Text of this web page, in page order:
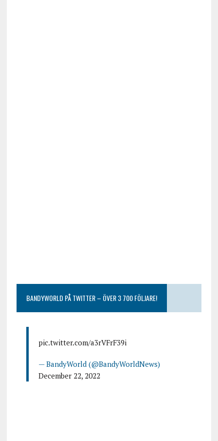
BANDYWORLD PÅ TWITTER – ÖVER 3 700 FÖLJARE!
pic.twitter.com/a3rVFrF39i
— BandyWorld (@BandyWorldNews)
December 22, 2022